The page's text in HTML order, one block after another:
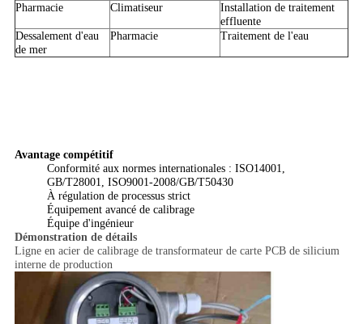
Pharmacie
Climatiseur
Installation de traitement
effluente
Dessalement d'eau
de mer
Pharmacie Traitement de l'eau
Avantage compétitif
Conformité aux normes internationales : ISO14001,
GB/T28001, ISO9001-2008/GB/T50430
À régulation de processus strict
Équipement avancé de calibrage
Équipe d'ingénieur
Démonstration de détails
Ligne en acier de calibrage de transformateur de carte PCB de silicium
interne de production